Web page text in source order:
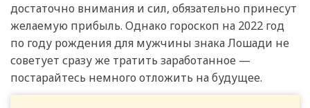
достаточно внимания и сил, обязательно принесут
желаемую прибыль. Однако гороскоп на 2022 год
по году рождения для мужчины знака Лошади не
советует сразу же тратить заработанное —
постарайтесь немного отложить на будущее.